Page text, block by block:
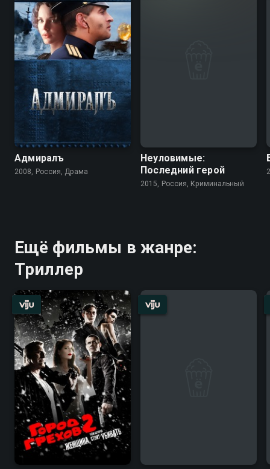
Адмиралъ
2008, Россия, Драма
Неуловимые:
Последний герой
2015, Россия, Криминальный
Ещё фильмы в жанре:
Триллер